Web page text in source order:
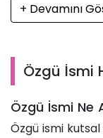
+ Devamını
Özgü İsmi
Özgü İsmi Ne
Özgü ismi